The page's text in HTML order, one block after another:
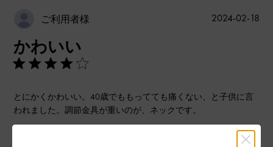
ご利用者様
かわいい
とにかくかわいい。40歳でももってても痛くない、と子供に言
われました。調節金具が重いのが、ネックです。
公
2024-02-18